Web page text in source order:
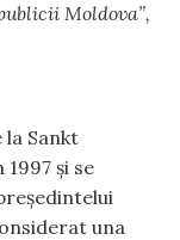
Moldova”,
Sankt
și se
una